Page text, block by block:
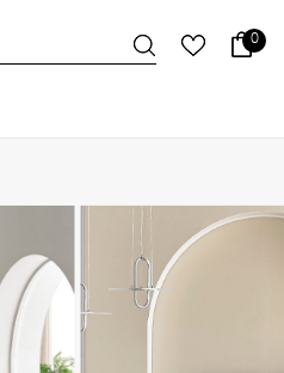
HEIMa 한실 한
0